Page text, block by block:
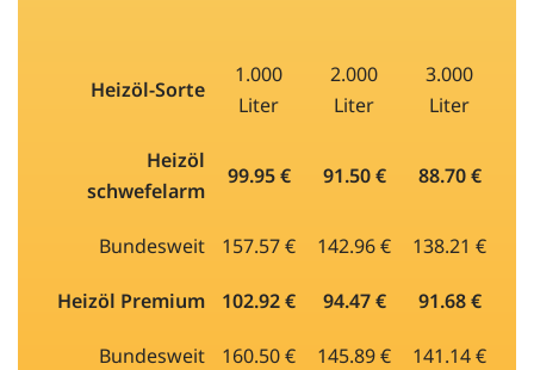
Heizöl-Sorte
1.000
Liter
2.000
Liter
3.000
Liter
Heizöl
schwefelarm
99.95 € 91.50 € 88.70 €
Bundesweit 157.57 € 142.96 € 138.21 €
Heizöl Premium 102.92 € 94.47 € 91.68 €
Bundesweit 160.50 € 145.89 € 141.14 €